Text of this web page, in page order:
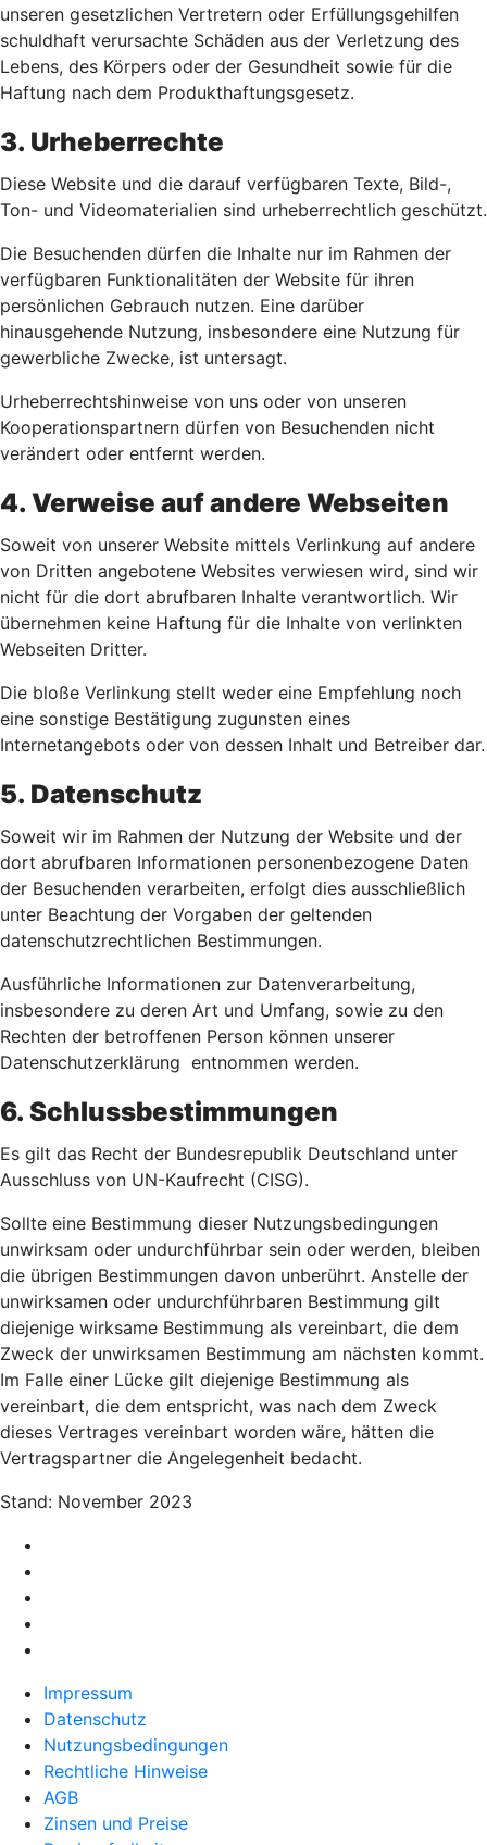
unseren gesetzlichen Vertretern oder Erfüllungsgehilfen
schuldhaft verursachte Schäden aus der Verletzung des
Lebens, des Körpers oder der Gesundheit sowie für die
Haftung nach dem Produkthaftungsgesetz.
3. Urheberrechte
Diese Website und die darauf verfügbaren Texte, Bild-,
Ton- und Videomaterialien sind urheberrechtlich geschützt.
Die Besuchenden dürfen die Inhalte nur im Rahmen der
verfügbaren Funktionalitäten der Website für ihren
persönlichen Gebrauch nutzen. Eine darüber
hinausgehende Nutzung, insbesondere eine Nutzung für
gewerbliche Zwecke, ist untersagt.
Urheberrechtshinweise von uns oder von unseren
Kooperationspartnern dürfen von Besuchenden nicht
verändert oder entfernt werden.
4. Verweise auf andere Webseiten
Soweit von unserer Website mittels Verlinkung auf andere
von Dritten angebotene Websites verwiesen wird, sind wir
nicht für die dort abrufbaren Inhalte verantwortlich. Wir
übernehmen keine Haftung für die Inhalte von verlinkten
Webseiten Dritter.
Die bloße Verlinkung stellt weder eine Empfehlung noch
eine sonstige Bestätigung zugunsten eines
Internetangebots oder von dessen Inhalt und Betreiber dar.
5. Datenschutz
Soweit wir im Rahmen der Nutzung der Website und der
dort abrufbaren Informationen personenbezogene Daten
der Besuchenden verarbeiten, erfolgt dies ausschließlich
unter Beachtung der Vorgaben der geltenden
datenschutzrechtlichen Bestimmungen.
Ausführliche Informationen zur Datenverarbeitung,
insbesondere zu deren Art und Umfang, sowie zu den
Rechten der betroffenen Person können unserer
Datenschutzerklärung entnommen werden.
6. Schlussbestimmungen
Es gilt das Recht der Bundesrepublik Deutschland unter
Ausschluss von UN-Kaufrecht (CISG).
Sollte eine Bestimmung dieser Nutzungsbedingungen
unwirksam oder undurchführbar sein oder werden, bleiben
die übrigen Bestimmungen davon unberührt. Anstelle der
unwirksamen oder undurchführbaren Bestimmung gilt
diejenige wirksame Bestimmung als vereinbart, die dem
Zweck der unwirksamen Bestimmung am nächsten kommt.
Im Falle einer Lücke gilt diejenige Bestimmung als
vereinbart, die dem entspricht, was nach dem Zweck
dieses Vertrages vereinbart worden wäre, hätten die
Vertragspartner die Angelegenheit bedacht.
Stand: November 2023
Impressum
Datenschutz
Nutzungsbedingungen
Rechtliche Hinweise
AGB
Zinsen und Preise